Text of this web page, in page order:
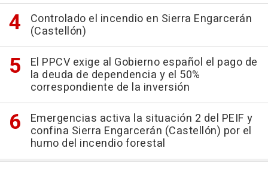
Controlado el incendio en Sierra Engarcerán
(Castellón)
El PPCV exige al Gobierno español el pago de
la deuda de dependencia y el 50%
correspondiente de la inversión
Emergencias activa la situación 2 del PEIF y
confina Sierra Engarcerán (Castellón) por el
humo del incendio forestal